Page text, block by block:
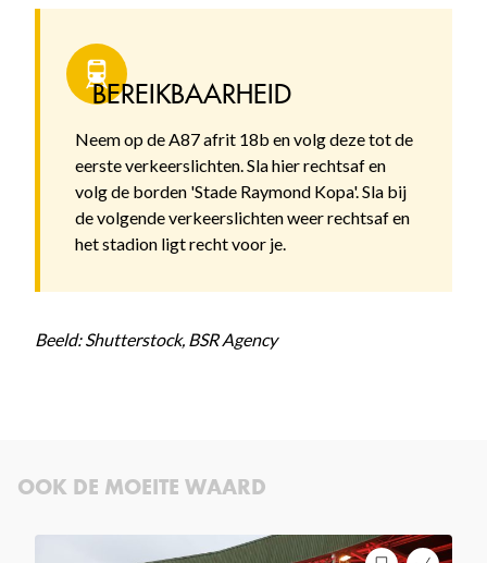
BEREIKBAARHEID
Neem op de A87 afrit 18b en volg deze tot de
eerste verkeerslichten. Sla hier rechtsaf en
volg de borden 'Stade Raymond Kopa'. Sla bij
de volgende verkeerslichten weer rechtsaf en
het stadion ligt recht voor je.
Beeld: Shutterstock, BSR Agency
OOK DE MOEITE WAARD